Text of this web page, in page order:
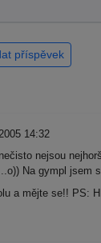
příspěvek
14:32
nejsou
Na gympl jsem
a mějte se!! PS: